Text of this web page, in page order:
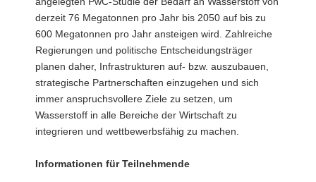
derzeit 76 Megatonnen pro Jahr bis 2050 auf bis zu
600 Megatonnen pro Jahr ansteigen wird. Zahlreiche
Regierungen und politische Entscheidungsträger
planen daher, Infrastrukturen auf- bzw. auszubauen,
strategische Partnerschaften einzugehen und sich
immer anspruchsvollere Ziele zu setzen, um
Wasserstoff in alle Bereiche der Wirtschaft zu
integrieren und wettbewerbsfähig zu machen.
Informationen für Teilnehmende